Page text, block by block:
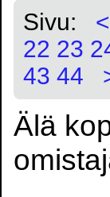
Sivu:
22 23
43 44
Älä